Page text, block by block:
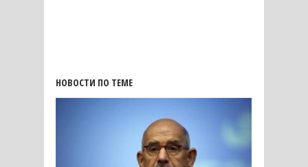
НОВОСТИ ПО ТЕМЕ